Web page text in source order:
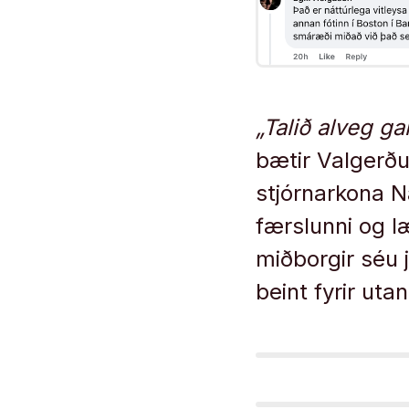
„Talið alveg
bætir
stjórnarkona
færslunni og
miðborgir
beint fyrir